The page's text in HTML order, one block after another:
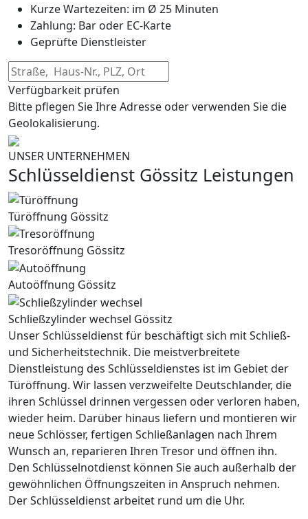
Kurze Wartezeiten: im Ø 25 Minuten
Zahlung: Bar oder EC-Karte
Geprüfte Dienstleister
Verfügbarkeit prüfen
Bitte pflegen Sie Ihre Adresse oder verwenden Sie die
Geolokalisierung.
UNSER UNTERNEHMEN
Schlüsseldienst Gössitz Leistungen
Türöffnung Gössitz
Tresoröffnung Gössitz
Autoöffnung Gössitz
Schließzylinder wechsel Gössitz
Unser Schlüsseldienst für beschäftigt sich mit Schließ-
und Sicherheitstechnik. Die meistverbreitete
Dienstleistung des Schlüsseldienstes ist im Gebiet der
Türöffnung. Wir lassen verzweifelte Deutschlander, die
ihren Schlüssel drinnen vergessen oder verloren haben,
wieder heim. Darüber hinaus liefern und montieren wir
neue Schlösser, fertigen Schließanlagen nach Ihrem
Wunsch an, reparieren Ihren Tresor und öffnen ihn.
Den Schlüsselnotdienst können Sie auch außerhalb der
gewöhnlichen Öffnungszeiten in Anspruch nehmen.
Der Schlüsseldienst arbeitet rund um die Uhr.